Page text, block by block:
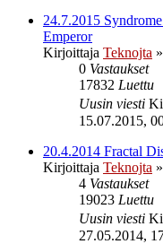
24.7.2015
Emperor
Kirjoittaja Teknojta »
0 Vastaukset
17832 Luettu
Uusin viesti
15.07.2015,
20.4.2014 Fractal
Kirjoittaja Teknojta »
4 Vastaukset
19023 Luettu
Uusin viesti
27.05.2014,